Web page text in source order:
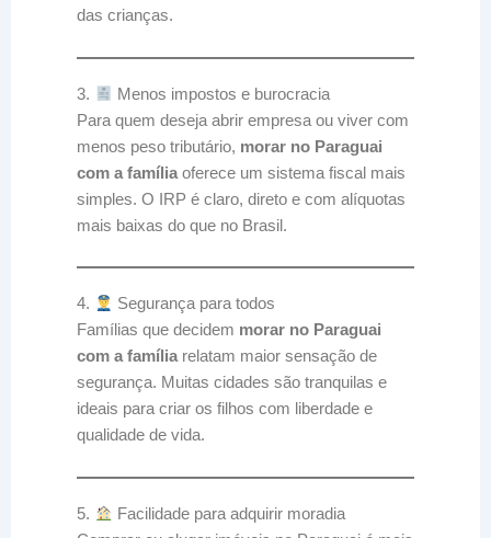
das crianças.
3.
Menos impostos e burocracia
Para quem deseja abrir empresa ou viver com
menos peso tributário, morar no Paraguai
com a família oferece um sistema fiscal mais
simples. O IRP é claro, direto e com alíquotas
mais baixas do que no Brasil.
4.
Segurança para todos
Famílias que decidem morar no Paraguai
com a famíliarelatam maior sensação de
segurança. Muitas cidades são tranquilas e
ideais para criar os filhos com liberdade e
qualidade de vida.
5.
Facilidade para adquirir moradia